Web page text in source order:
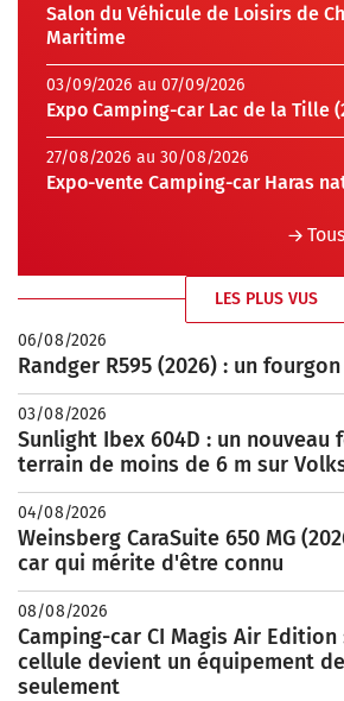
Salon du Véhicule de Loisirs de
Maritime
03/09/2026 au 07/09/2026
Expo Camping-car Lac de la Tille
27/08/2026 au 30/08/2026
Expo-vente Camping-car Haras
LES PLUS VUS
06/08/2026
Randger R595 (2026) : un
03/08/2026
Sunlight Ibex 604D : un nouveau
terrain de moins de 6 m sur
04/08/2026
Weinsberg CaraSuite 650 MG
car qui mérite d'être connu
08/08/2026
Camping-car CI Magis Air
cellule devient un équipement
seulement